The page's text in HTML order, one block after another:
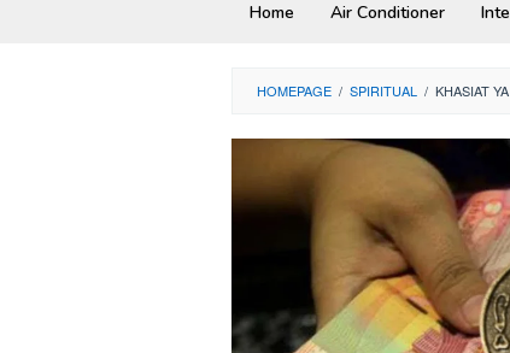
Home Air Conditioner
HOMEPAGE / SPIRITUAL / KHASIAT